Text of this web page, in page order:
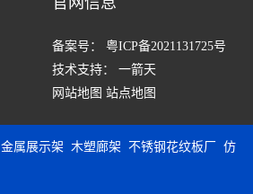
备案号： 粤ICP备2021131725号
技术支持： 一箭天
网站地图 站点地图
金属展示架 木塑廊架 不锈钢花纹板厂 仿